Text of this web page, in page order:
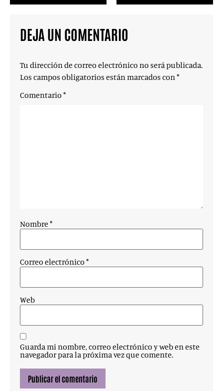
DEJA UN COMENTARIO
Tu dirección de correo electrónico no será publicada.
Los campos obligatorios están marcados con*
Comentario *
Nombre *
Correo electrónico *
Web
Guarda mi nombre, correo electrónico y web en este
navegador para la próxima vez que comente.